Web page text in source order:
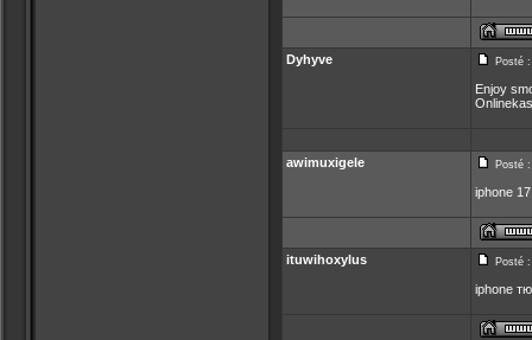
Dyhyve Posté :
Enjoy
awimuxigele Posté :
iphone
ituwihoxylus Posté :
iphone